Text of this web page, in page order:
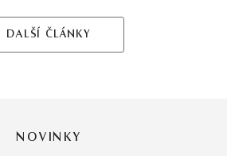
DALŠÍ ČLÁNKY
NOVINKY